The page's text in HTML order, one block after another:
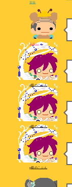
富嶽
よみぃ
p様のこぶん
p様のこぶん
p様のこぶん